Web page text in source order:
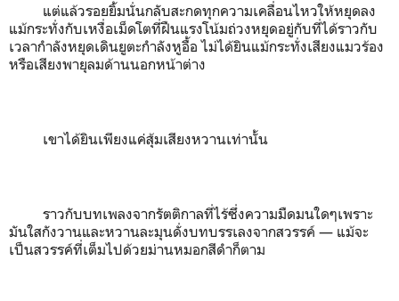
แต่แล้วรอยยิ้มนั่นกลับสะกดทุกความเคลื่อนไหวให้หยุดลง
แม้กระทั่งกับเหงื่อเม็ดโตที่ฝืนแรงโน้มถ่วงหยุดอยู่กับที่ได้ราวกับ
เวลากำลังหยุดเดินยูตะกำลังหูอื้อ ไม่ได้ยินแม้กระทั่งเสียงแมวร้อง
หรือเสียงพายุลมด้านนอกหน้าต่าง
เขาได้ยินเพียงแค่สุ้มเสียงหวานเท่านั้น
ราวกับบทเพลงจากรัตติกาลที่ไร้ซึ่งความมืดมนใดๆเพราะ
มันใสกังวานและหวานละมุนดั่งบทบรรเลงจากสวรรค์ — แม้จะ
เป็นสวรรค์ที่เต็มไปด้วยม่านหมอกสีดำก็ตาม